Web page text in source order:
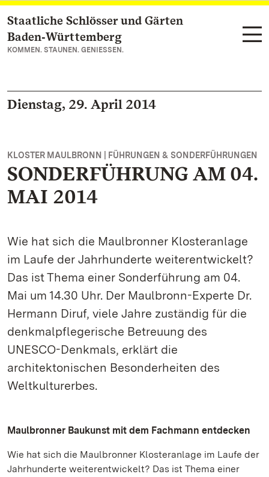
Zum Hauptinhalt springen
Staatliche Schlösser und Gärten
Baden‑Württemberg
KOMMEN. STAUNEN. GENIESSEN.
Dienstag, 29. April 2014
KLOSTER MAULBRONN | FÜHRUNGEN & SONDERFÜHRUNGEN
SONDERFÜHRUNG AM 04.
MAI 2014
Wie hat sich die Maulbronner Klosteranlage
im Laufe der Jahrhunderte weiterentwickelt?
Das ist Thema einer Sonderführung am 04.
Mai um 14.30 Uhr. Der Maulbronn-Experte Dr.
Hermann Diruf, viele Jahre zuständig für die
denkmalpflegerische Betreuung des
UNESCO-Denkmals, erklärt die
architektonischen Besonderheiten des
Weltkulturerbes.
Maulbronner Baukunst mit dem Fachmann entdecken
Wie hat sich die Maulbronner Klosteranlage im Laufe der
Jahrhunderte weiterentwickelt? Das ist Thema einer